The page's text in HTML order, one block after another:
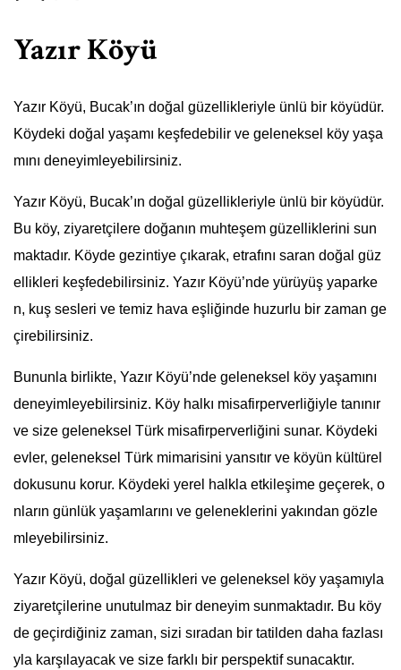
Yazır Köyü
Yazır Köyü, Bucak’ın doğal güzellikleriyle ünlü bir köyüdür.
Köydeki doğal yaşamı keşfedebilir ve geleneksel köy yaşa
mını deneyimleyebilirsiniz.
Yazır Köyü, Bucak’ın doğal güzellikleriyle ünlü bir köyüdür.
Bu köy, ziyaretçilere doğanın muhteşem güzelliklerini sun
maktadır. Köyde gezintiye çıkarak, etrafını saran doğal güz
ellikleri keşfedebilirsiniz. Yazır Köyü’nde yürüyüş yaparke
n, kuş sesleri ve temiz hava eşliğinde huzurlu bir zaman ge
çirebilirsiniz.
Bununla birlikte, Yazır Köyü’nde geleneksel köy yaşamını
deneyimleyebilirsiniz. Köy halkı misafirperverliğiyle tanınır
ve size geleneksel Türk misafirperverliğini sunar. Köydeki
evler, geleneksel Türk mimarisini yansıtır ve köyün kültürel
dokusunu korur. Köydeki yerel halkla etkileşime geçerek, o
nların günlük yaşamlarını ve geleneklerini yakından gözle
mleyebilirsiniz.
Yazır Köyü, doğal güzellikleri ve geleneksel köy yaşamıyla
ziyaretçilerine unutulmaz bir deneyim sunmaktadır. Bu köy
de geçirdiğiniz zaman, sizi sıradan bir tatilden daha fazlası
yla karşılayacak ve size farklı bir perspektif sunacaktır.